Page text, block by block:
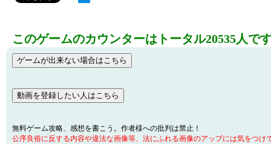
このゲームのカウンターはトータル20535人で
無料ゲーム攻略、感想を書こう。作者様への批判は禁止！
公序良俗に反する内容や違法な画像等、法にふれる画像のアップには気をつけ